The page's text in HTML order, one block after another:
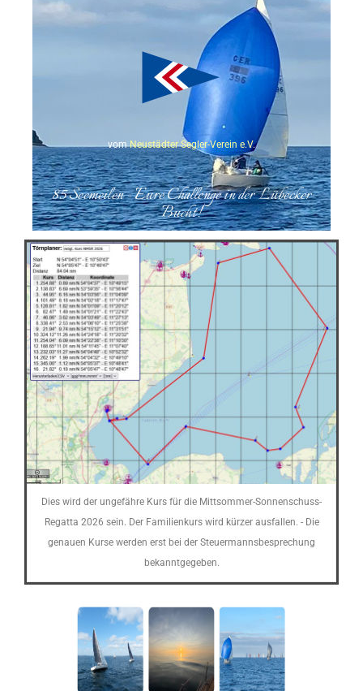
vom Neustädter Segler-Verein e.V.
85 Seemeilen - Eure Challenge in der Lübecker
Bucht!
Dies wird der ungefähre Kurs für die Mittsommer-Sonnenschuss-
Regatta 2026 sein. Der Familienkurs wird kürzer ausfallen. - Die
genauen Kurse werden erst bei der Steuermannsbesprechung
bekanntgegeben.